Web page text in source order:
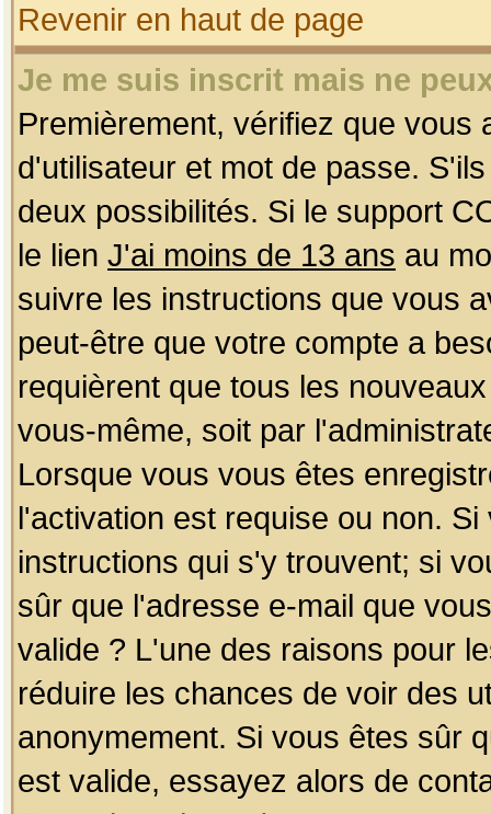
Revenir en haut de page
Je me suis inscrit mais ne
Premièrement, vérifiez que
d'utilisateur et mot de passe.
deux possibilités. Si le support
le lien J'ai moins de 13 ans au
suivre les instructions que vous
peut-être que votre compte a
requièrent que tous les
vous-même, soit par
Lorsque vous vous êtes
l'activation est requise ou non.
instructions qui s'y trouvent; si
sûr que l'adresse e-mail que
valide ? L'une des raisons pour
réduire les chances de voir des
anonymement. Si vous êtes sûr
est valide, essayez alors de